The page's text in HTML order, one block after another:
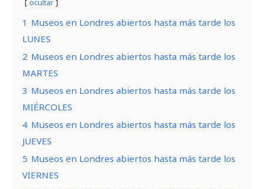
ocultar
1 Museos en Londres abiertos hasta más tarde los
LUNES
2 Museos en Londres abiertos hasta más tarde los
MARTES
3 Museos en Londres abiertos hasta más tarde los
MIÉRCOLES
4 Museos en Londres abiertos hasta más tarde los
JUEVES
5 Museos en Londres abiertos hasta más tarde los
VIERNES